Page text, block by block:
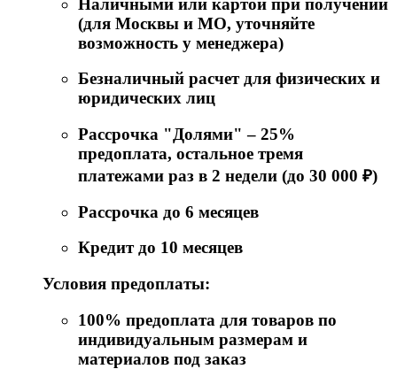
(для Москвы и МО, уточняйте
возможность у менеджера)
Безналичный расчет для физических и
юридических лиц
Рассрочка "Долями" – 25%
предоплата, остальное тремя
платежами раз в 2 недели (до 30 000 ₽)
Рассрочка до 6 месяцев
Кредит до 10 месяцев
Условия предоплаты:
100% предоплата для товаров по
индивидуальным размерам и
материалов под заказ